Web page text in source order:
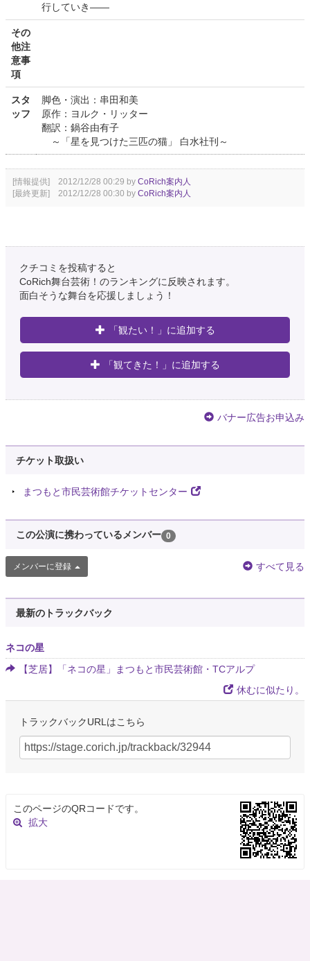
行していき――
その
他注
意事
項
スタ
ッフ
脚色・演出：串田和美
原作：ヨルク・リッター
翻訳：鍋谷由有子
～「星を見つけた三匹の猫」 白水社刊～
[情報提供] 2012/12/28 00:29 by CoRich案内人
[最終更新] 2012/12/28 00:30 by CoRich案内人
クチコミを投稿すると
CoRich舞台芸術！のランキングに反映されます。
面白そうな舞台を応援しましょう！
「観たい！」に追加する
「観てきた！」に追加する
バナー広告お申込み
チケット取扱い
まつもと市民芸術館チケットセンター
この公演に携わっているメンバー 0
メンバーに登録 すべて見る
最新のトラックバック
ネコの星
【芝居】「ネコの星」まつもと市民芸術館・TCアルプ
休むに似たり。
トラックバックURLはこちら
このページのQRコードです。
拡大